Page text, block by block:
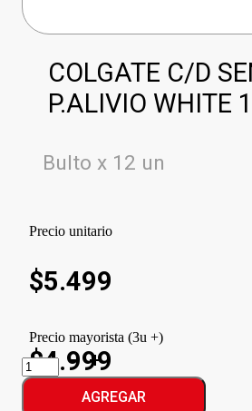
COLGATE C/D
P.ALIVIO WHITE
Bulto x 12 un
Precio unitario
$5.499
Precio mayorista (3u +)
$4.999
COLGATE
C/D
SENSITIVAGREGAR